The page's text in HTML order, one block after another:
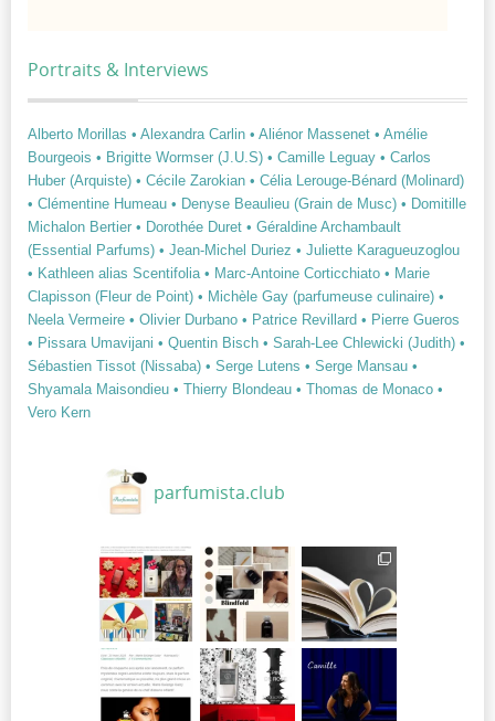
Portraits & Interviews
Alberto Morillas • Alexandra Carlin • Aliénor Massenet • Amélie
Bourgeois • Brigitte Wormser (J.U.S) • Camille Leguay • Carlos
Huber (Arquiste) • Cécile Zarokian • Célia Lerouge-Bénard (Molinard)
• Clémentine Humeau • Denyse Beaulieu (Grain de Musc) • Domitille
Michalon Bertier • Dorothée Duret • Géraldine Archambault
(Essential Parfums) • Jean-Michel Duriez • Juliette Karagueuzoglou
• Kathleen alias Scentifolia • Marc-Antoine Corticchiato • Marie
Clapisson (Fleur de Point) • Michèle Gay (parfumeuse culinaire) •
Neela Vermeire • Olivier Durbano • Patrice Revillard • Pierre Gueros
• Pissara Umavijani • Quentin Bisch • Sarah-Lee Chlewicki (Judith) •
Sébastien Tissot (Nissaba) • Serge Lutens • Serge Mansau •
Shyamala Maisondieu • Thierry Blondeau • Thomas de Monaco •
Vero Kern
parfumista.club